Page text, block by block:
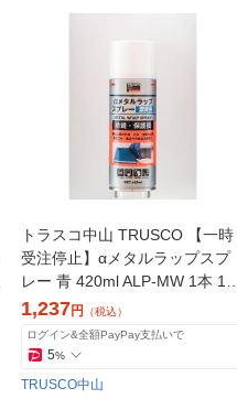
トラスコ中山 TRUSCO 【一時
受注停止】αメタルラップスプ
レー 青 420ml ALP-MW 1本 123
-1944（直送品）
1,237円
（税込）
ログイン&全額PayPay支払いで
5%
TRUSCO中山